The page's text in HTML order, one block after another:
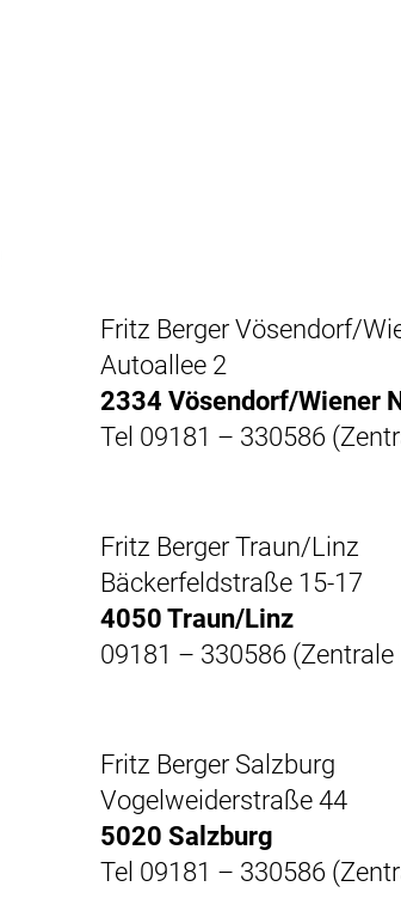
Fritz Berger Vösendorf/
Autoallee 2
2334 Vösendorf/Wiener
Tel 09181 – 330586
Fritz Berger Traun/Linz
Bäckerfeldstraße 15-17
4050 Traun/Linz
09181 – 330586
Fritz Berger Salzburg
Vogelweiderstraße 44
5020 Salzburg
Tel 09181 – 330586